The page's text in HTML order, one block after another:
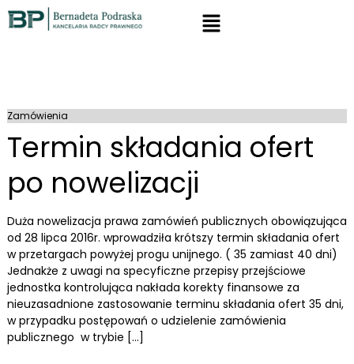
Zamówienia
Termin składania ofert
po nowelizacji
Duża nowelizacja prawa zamówień publicznych obowiązująca
od 28 lipca 2016r. wprowadziła krótszy termin składania ofert
w przetargach powyżej progu unijnego. ( 35 zamiast 40 dni)
Jednakże z uwagi na specyficzne przepisy przejściowe
jednostka kontrolująca nakłada korekty finansowe za
nieuzasadnione zastosowanie terminu składania ofert 35 dni,
w przypadku postępowań o udzielenie zamówienia
publicznego w trybie […]